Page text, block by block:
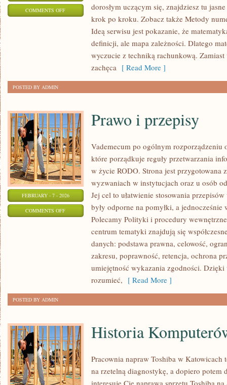
COMMENTS OFFON
dorosłym uczącym się, znajdziesz tu
krok po kroku. Zobacz także Metody
Ideą serwisu jest pokazanie, że
definicji, ale mapa zależności. Dlatego
wyczucie z techniką rachunkową. Zamiast
zachęca [ Read More ]
POSTED BY ADMIN
FEBRUARY - 7 - 2026
COMMENTS OFFON
Prawo i przepisy
Vademecum po ogólnym rozporządzeniu
które porządkuje reguły przetwarzania
w życie RODO. Strona jest przygotowana
wyzwaniach w instytucjach oraz u osób
Jej cel to ułatwienie stosowania
były odporne na pomyłki, a jednocześnie
Polecamy Polityki i procedury
centrum tematyki znajdują się
danych: podstawa prawna, celowość,
zakresu, poprawność, retencja, ochrona
umiejętność wykazania zgodności.
rozumieć, [ Read More ]
POSTED BY ADMIN
Historia
Pracownia napraw Toshiba w
na rzetelną diagnostykę, a dopiero potem
interesuje Cię naprawa sprzętu Toshiba